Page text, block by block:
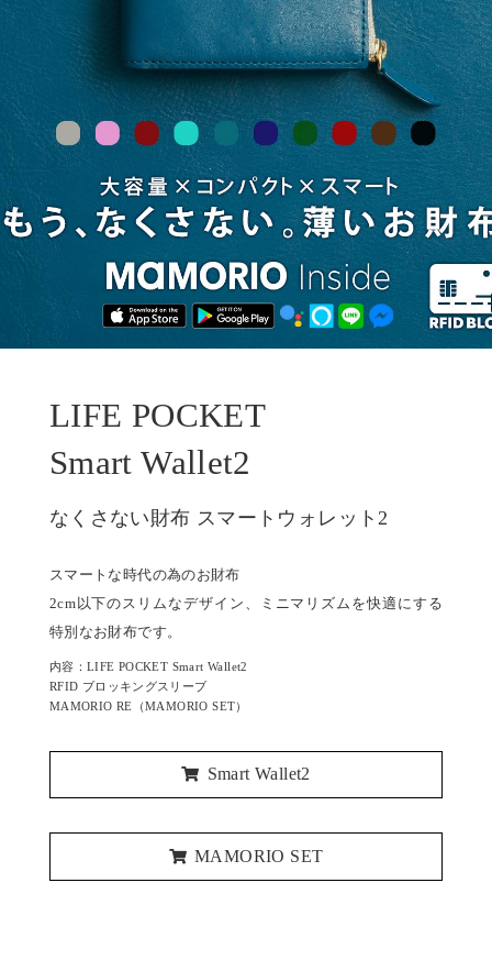
LIFE POCKET
Smart Wallet2
なくさない財布 スマートウォレット2
スマートな時代の為のお財布
2cm以下のスリムなデザイン、ミニマリズムを快適にする
特別なお財布です。
内容：LIFE POCKET Smart Wallet2
RFID ブロッキングスリーブ
MAMORIO RE（MAMORIO SET）
Smart Wallet2
MAMORIO SET